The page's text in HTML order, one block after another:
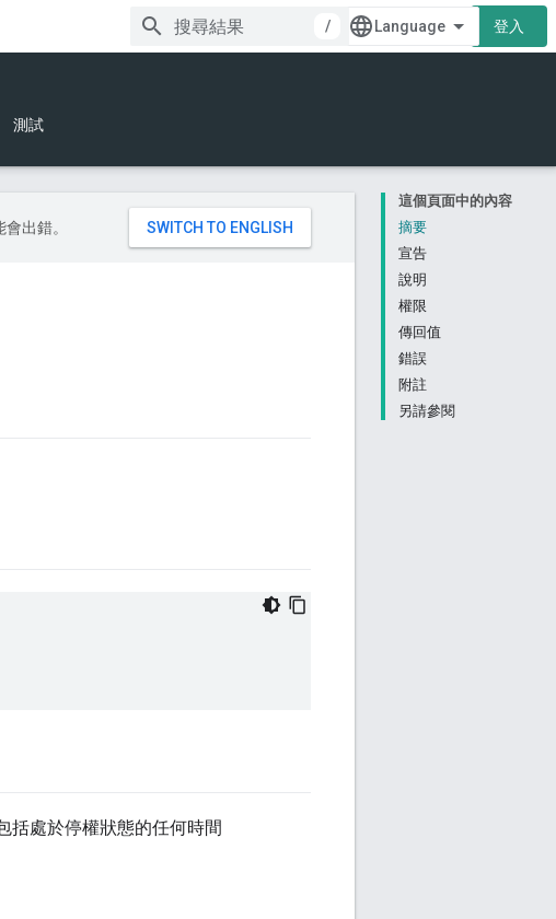
/
登入
測試
這個頁面中的內容
摘要
宣告
說明
權限
傳回值
錯誤
附註
另請參閱
出錯。
括處於停權狀態的任何時間